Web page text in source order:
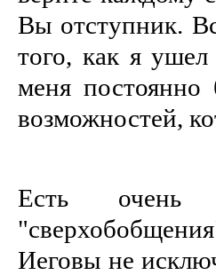
Вы отступник.
того, как я
меня
возможностей,
Есть очень
Иеговы не